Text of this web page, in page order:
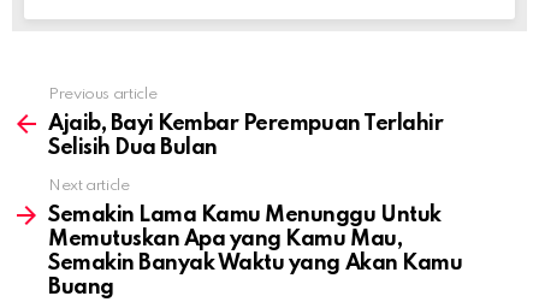
more
Previous article
Ajaib, Bayi Kembar Perempuan Terlahir
Selisih Dua Bulan
Next article
Semakin Lama Kamu Menunggu Untuk
Memutuskan Apa yang Kamu Mau,
Semakin Banyak Waktu yang Akan Kamu
Buang